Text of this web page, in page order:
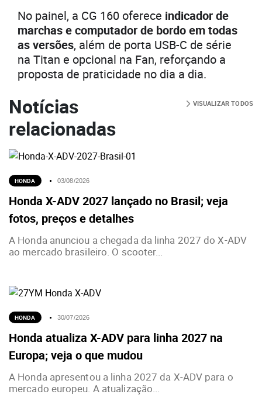
No painel, a CG 160 oferece indicador de
marchas e computador de bordo em todas
as versões, além de porta USB-C de série
na Titan e opcional na Fan, reforçando a
proposta de praticidade no dia a dia.
Notícias
relacionadas
VISUALIZAR TODOS
HONDA 03/08/2026
Honda X-ADV 2027 lançado no Brasil; veja
fotos, preços e detalhes
A Honda anunciou a chegada da linha 2027 do X-ADV
ao mercado brasileiro. O scooter...
HONDA 30/07/2026
Honda atualiza X-ADV para linha 2027 na
Europa; veja o que mudou
A Honda apresentou a linha 2027 da X-ADV para o
mercado europeu. A atualização...